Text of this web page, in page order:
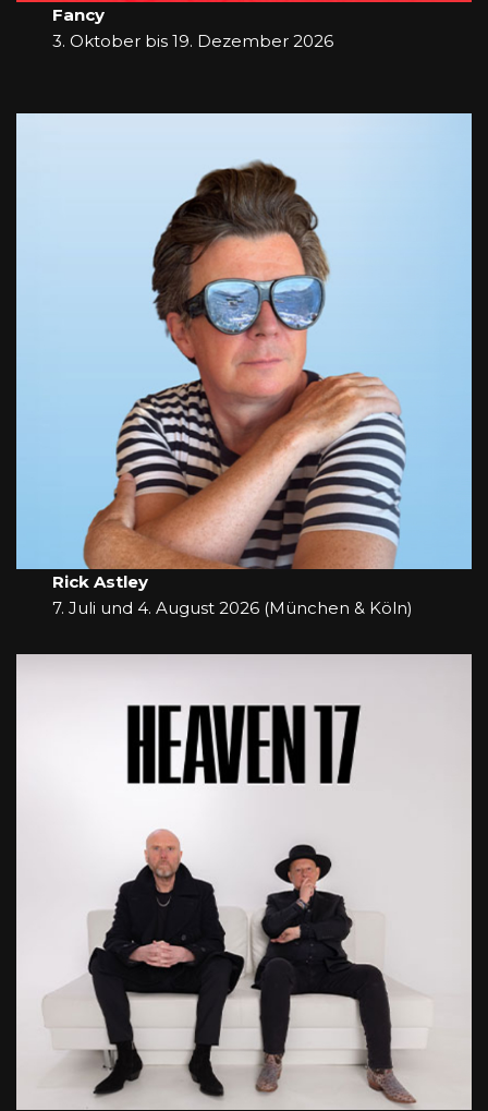
Fancy
3. Oktober bis 19. Dezember 2026
Rick Astley
7. Juli und 4. August 2026 (München & Köln)